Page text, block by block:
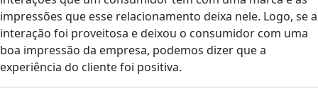
impressões que esse relacionamento deixa nele. Logo, se a
interação foi proveitosa e deixou o consumidor com uma
boa impressão da empresa, podemos dizer que a
experiência do cliente foi positiva.